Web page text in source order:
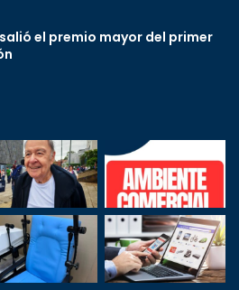
salió el premio mayor del primer